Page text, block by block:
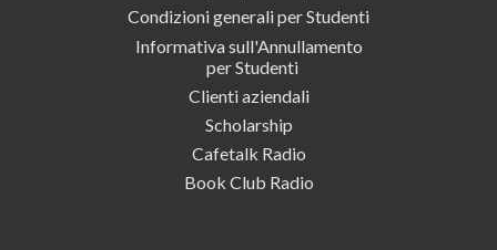
Condizioni generali per Studenti
Informativa sull'Annullamento
per Studenti
Clienti aziendali
Scholarship
Cafetalk Radio
Book Club Radio